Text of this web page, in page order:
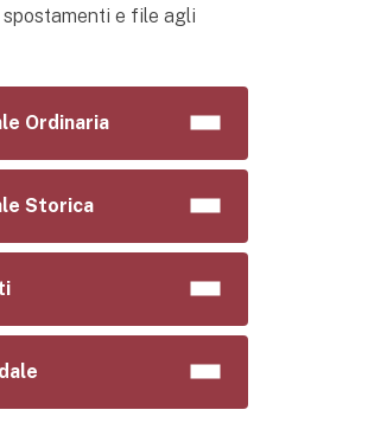
e file agli
Ordinaria
Storica